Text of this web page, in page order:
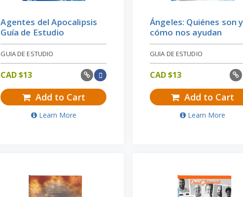
Agentes del Apocalipsis
Guía de Estudio
GUIA DE ESTUDIO
CAD $13
Add to Cart
Learn More
Ángeles: Quiénes son y
cómo nos ayudan
GUIA DE ESTUDIO
CAD $13
Add to Cart
Learn More